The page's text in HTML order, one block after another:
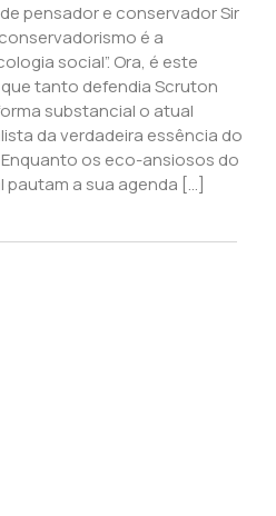
pensador e conservador Sir
é a
social”. Ora, é este
tanto defendia Scruton
substancial o atual
da verdadeira essência do
os eco-ansiosos do
pautam a sua agenda […]